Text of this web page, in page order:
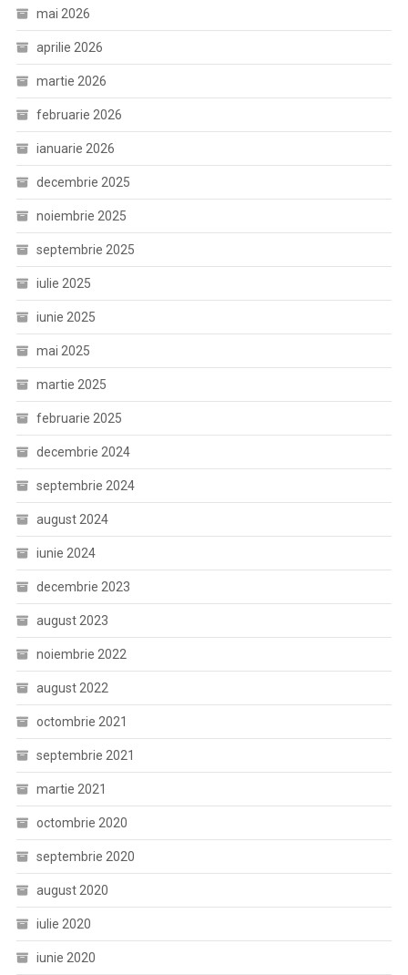
mai 2026
aprilie 2026
martie 2026
februarie 2026
ianuarie 2026
decembrie 2025
noiembrie 2025
septembrie 2025
iulie 2025
iunie 2025
mai 2025
martie 2025
februarie 2025
decembrie 2024
septembrie 2024
august 2024
iunie 2024
decembrie 2023
august 2023
noiembrie 2022
august 2022
octombrie 2021
septembrie 2021
martie 2021
octombrie 2020
septembrie 2020
august 2020
iulie 2020
iunie 2020